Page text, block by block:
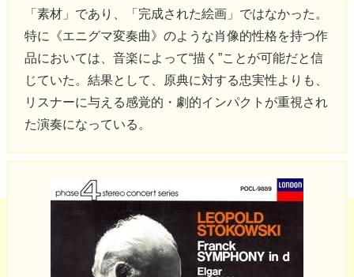
「素材」であり、「完成された絵画」ではなかった。
特に《エニグマ変奏曲》のような肖像的性格を持つ作
品においては、音楽によって“描く”ことが可能だと信
じていた。結果として、原典に対する忠実性よりも、
リスナーに与える感覚的・劇的インパクトが重視され
た演奏になっている。